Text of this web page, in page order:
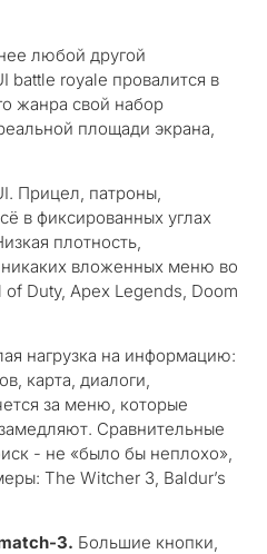
любой другой
royale провалится в
жанра свой набор
площади экрана,
Прицел, патроны,
в фиксированных углах
плотность,
вложенных меню во
Duty, Apex Legends, Doom
нагрузка на информацию:
карта, диалоги,
за меню, которые
Сравнительные
- не «было бы неплохо»,
The Witcher 3, Baldur’s
3. Большие кнопки,